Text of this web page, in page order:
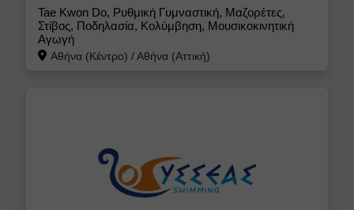
Tae Kwon Do, Ρυθμική Γυμναστική, Μαζορέτες,
Στίβος, Ποδηλασία, Κολύμβηση, Μουσικοκινητική
Αγωγή
Αθήνα (Κέντρο) /Αθήνα (Αττική)